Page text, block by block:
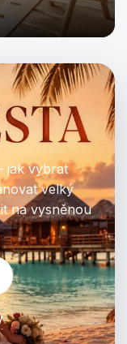
jak vybrat
velký
na vysněnou